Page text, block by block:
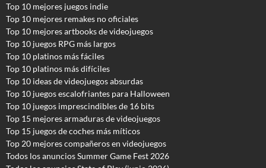
Top 10 mejores juegos indie
Top 10 mejores remakes no oficiales
Top 10 mejores artbooks de videojuegos
Top 10 juegos RPG más largos
Top 10 platinos más fáciles
Top 10 platinos más difíciles
Top 10 ideas de videojuegos absurdas
Top 10 juegos escalofriantes para Halloween
Top 10 juegos imprescindibles de 16 bits
Top 15 mejores armaduras de videojuegos
Top 15 juegos de coches más míticos
Top 20 mejores compañeros en videojuegos
Todos los anuncios Summer Game Fest 2026